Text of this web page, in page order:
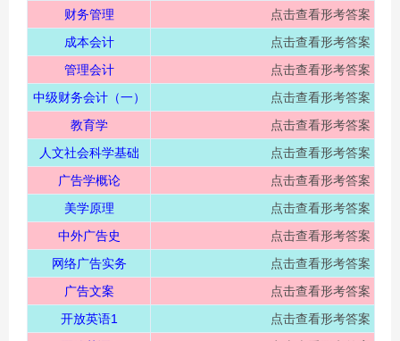
财务管理
点击查看形考答案
成本会计
点击查看形考答案
管理会计
点击查看形考答案
中级财务会计（一）
点击查看形考答案
教育学
点击查看形考答案
人文社会科学基础
点击查看形考答案
广告学概论
点击查看形考答案
美学原理
点击查看形考答案
中外广告史
点击查看形考答案
网络广告实务
点击查看形考答案
广告文案
点击查看形考答案
开放英语1
点击查看形考答案